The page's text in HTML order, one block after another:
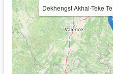
Dekhengst Akhal-Teke